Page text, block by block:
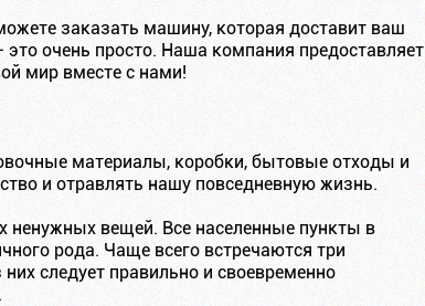
заказать машину, которая доставит ваш
очень просто. Наша компания предоставляет
мир вместе с нами!
материалы, коробки, бытовые отходы и
и отравлять нашу повседневную жизнь.
ненужных вещей. Все населенные пункты в
рода. Чаще всего встречаются три
следует правильно и своевременно